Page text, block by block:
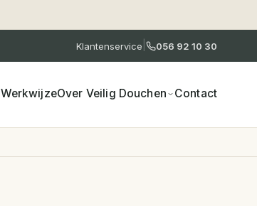
Klantenservice 056 92 10 30
WerkwijzeOver Veilig Douchen Contact